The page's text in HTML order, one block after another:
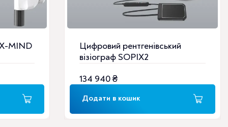
X-MIND
Цифровий рентгенівський
візіограф SOPIX2
134 940₴
Додати в кошик